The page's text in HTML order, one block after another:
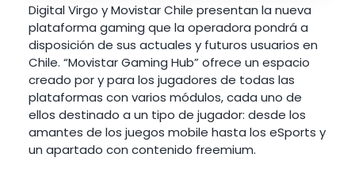
Digital Virgo y Movistar Chile presentan la nueva
plataforma gaming que la operadora pondrá a
disposición de sus actuales y futuros usuarios en
Chile. “Movistar Gaming Hub” ofrece un espacio
creado por y para los jugadores de todas las
plataformas con varios módulos, cada uno de
ellos destinado a un tipo de jugador: desde los
amantes de los juegos mobile hasta los eSports y
un apartado con contenido freemium.